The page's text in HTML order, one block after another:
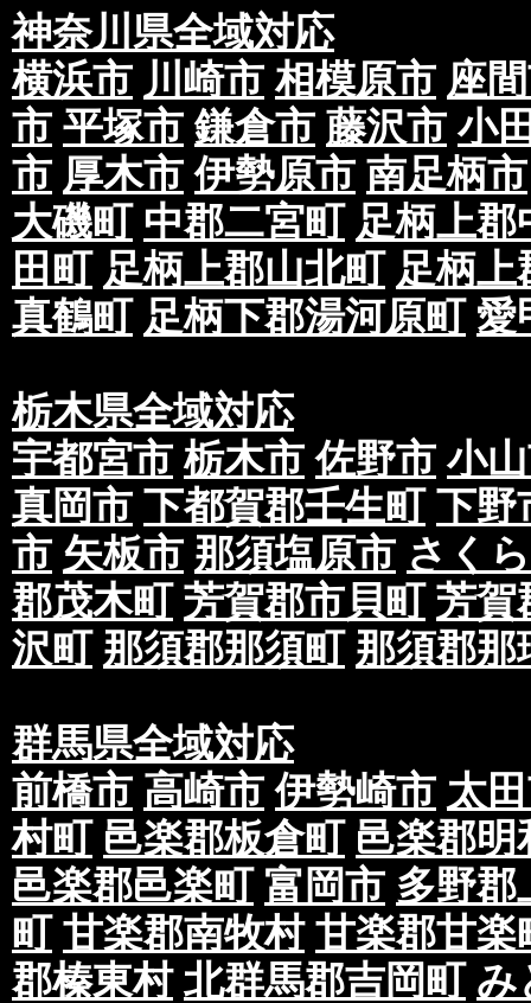
神奈川県全域対応
横浜市 川崎市 相模原市 座
市 平塚市 鎌倉市 藤沢市 小
市 厚木市 伊勢原市 南足柄市
大磯町 中郡二宮町 足柄上郡
田町 足柄上郡山北町 足柄上
真鶴町 足柄下郡湯河原町 愛
栃木県全域対応
宇都宮市 栃木市 佐野市 小
真岡市 下都賀郡壬生町 下野
市 矢板市 那須塩原市 さく
郡茂木町 芳賀郡市貝町 芳賀
沢町 那須郡那須町 那須郡那
群馬県全域対応
前橋市 高崎市 伊勢崎市 太
村町 邑楽郡板倉町 邑楽郡明
邑楽郡邑楽町 富岡市 多野郡
町 甘楽郡南牧村 甘楽郡甘楽
郡榛東村 北群馬郡吉岡町 み